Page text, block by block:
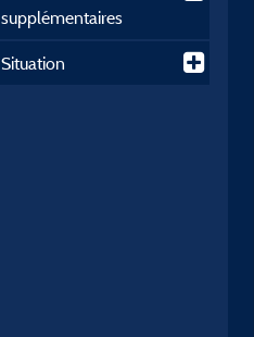
supplémentaires
Situation